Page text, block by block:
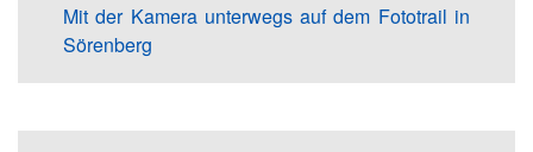
Mit der Kamera unterwegs auf dem Fototrail in
Sörenberg